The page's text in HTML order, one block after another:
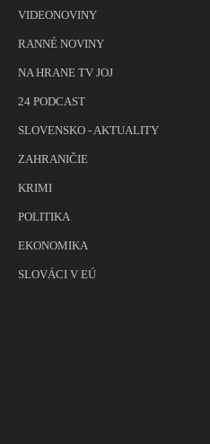
VIDEONOVINY
RANNÉ NOVINY
NA HRANE TV JOJ
24 PODCAST
SLOVENSKO - AKTUALITY
ZAHRANIČIE
KRIMI
POLITIKA
EKONOMIKA
SLOVÁCI V EÚ